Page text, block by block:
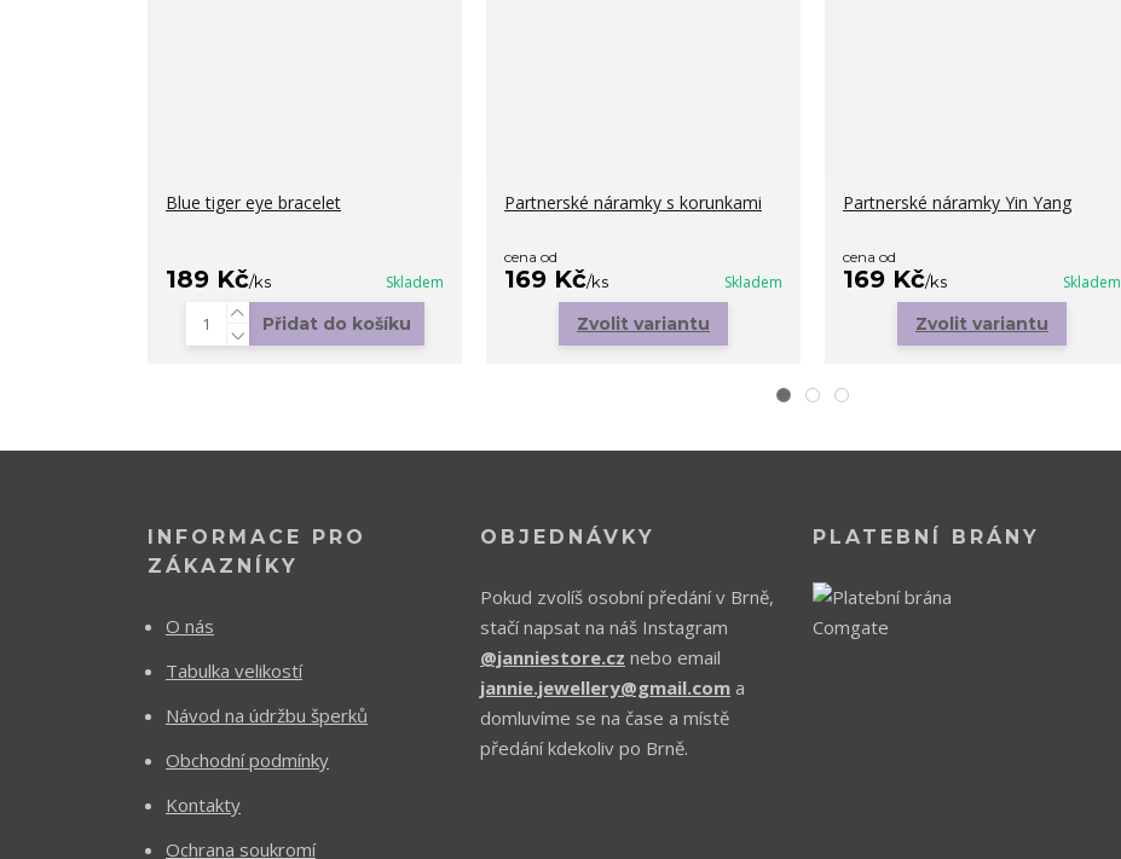
Blue tiger eye bracelet
189 Kč/ks Skladem
Přidat do košíku
Partnerské náramky s korunkami
cena od
169 Kč/ks Skladem
Zvolit variantu
Partnerské náramky Yin Yang
cena od
169 Kč/ks Skladem
Zvolit variantu
INFORMACE PRO
ZÁKAZNÍKY
O nás
Tabulka velikostí
Návod na údržbu šperků
Obchodní podmínky
Kontakty
Ochrana soukromí
OBJEDNÁVKY
Pokud zvolíš osobní předání v Brně,
stačí napsat na náš Instagram
@janniestore.cz nebo email
jannie.jewellery@gmail.com a
domluvíme se na čase a místě
předání kdekoliv po Brně.
PLATEBNÍ BRÁNY